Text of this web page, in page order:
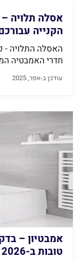
אסלה תלויה –
הקנייה
האסלה התלויה -
חדרי האמבטיה
עודכן ב-אפר, 2025
אמבטיון –
טובות ב-2026